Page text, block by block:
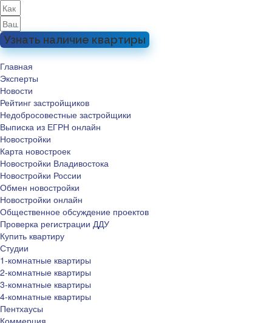
Узнать наличие квартиры
Главная
Эксперты
Новости
Рейтинг застройщиков
Недобросовестные застройщики
Выписка из ЕГРН онлайн
Новостройки
Карта новостроек
Новостройки Владивостока
Новостройки России
Обмен новостройки
Новостройки онлайн
Общественное обсуждение проектов
Проверка регистрации ДДУ
Купить квартиру
Студии
1-комнатные квартиры
2-комнатные квартиры
3-комнатные квартиры
4-комнатные квартиры
Пентхаусы
Коммерция